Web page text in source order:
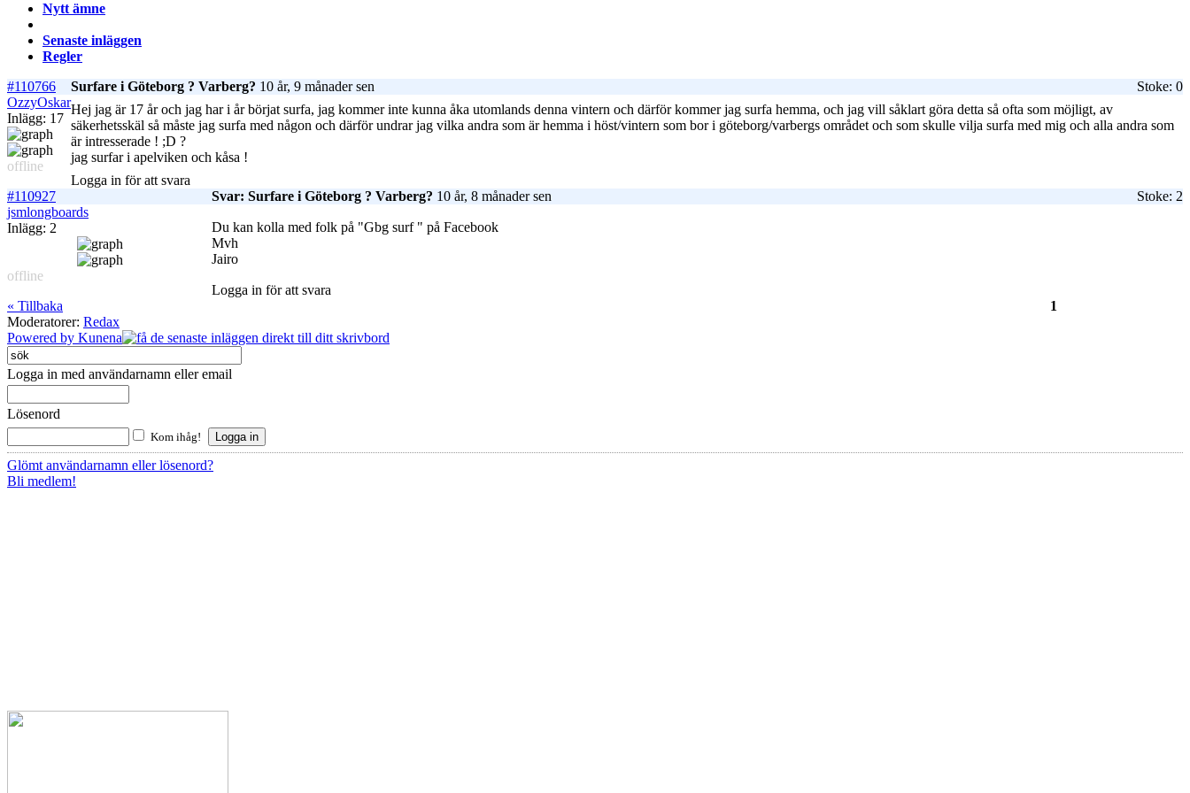
Nytt ämne
Senaste inläggen
Regler
#110766
Surfare i Göteborg ? Varberg? 10 år, 9 månader sen
Stoke: 0
OzzyOskar
Inlägg: 17
offline
Hej jag är 17 år och jag har i år börjat surfa, jag kommer inte kunna åka utomlands denna vintern och därför kommer jag surfa hemma, och jag vill såklart göra detta så ofta som möjligt, av
säkerhetsskäl så måste jag surfa med någon och därför undrar jag vilka andra som är hemma i höst/vintern som bor i göteborg/varbergs området och som skulle vilja surfa med mig och alla andra som
är intresserade ! ;D ?
jag surfar i apelviken och kåsa !
Logga in för att svara
#110927
Svar: Surfare i Göteborg ? Varberg? 10 år, 8 månader sen
Stoke: 2
jsmlongboards
Inlägg: 2
offline
Du kan kolla med folk på "Gbg surf " på Facebook
Mvh
Jairo
Logga in för att svara
« Tillbaka
1
Moderatorer: Redax
Powered by Kunena
Logga in med användarnamn eller email
Lösenord
Kom ihåg!
Glömt användarnamn eller lösenord?
Bli medlem!